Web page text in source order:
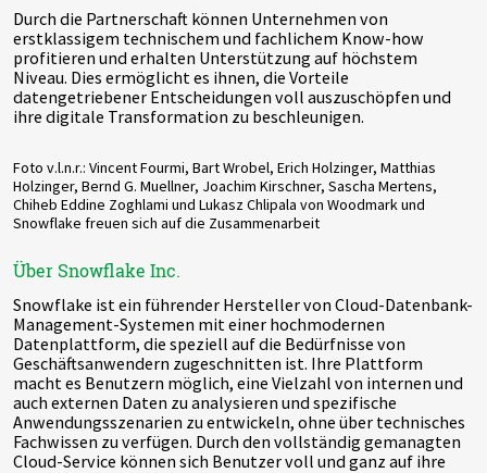
Durch die Partnerschaft können Unternehmen von
erstklassigem technischem und fachlichem Know-how
profitieren und erhalten Unterstützung auf höchstem
Niveau. Dies ermöglicht es ihnen, die Vorteile
datengetriebener Entscheidungen voll auszuschöpfen und
ihre digitale Transformation zu beschleunigen.
Foto v.l.n.r.: Vincent Fourmi, Bart Wrobel, Erich Holzinger, Matthias
Holzinger, Bernd G. Muellner, Joachim Kirschner, Sascha Mertens,
Chiheb Eddine Zoghlami und Lukasz Chlipala von Woodmark und
Snowflake freuen sich auf die Zusammenarbeit
Über Snowflake Inc.
Snowflake ist ein führender Hersteller von Cloud-Datenbank-
Management-Systemen mit einer hochmodernen
Datenplattform, die speziell auf die Bedürfnisse von
Geschäftsanwendern zugeschnitten ist. Ihre Plattform
macht es Benutzern möglich, eine Vielzahl von internen und
auch externen Daten zu analysieren und spezifische
Anwendungsszenarien zu entwickeln, ohne über technisches
Fachwissen zu verfügen. Durch den vollständig gemanagten
Cloud-Service können sich Benutzer voll und ganz auf ihre